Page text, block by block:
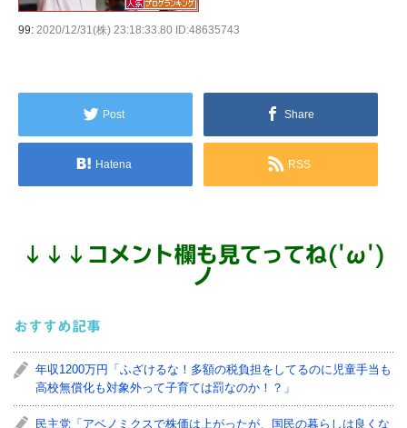
99: 2020/12/31(株) 23:18:33.80 ID:48635743
Post Share
Hatena RSS
↓ ↓ ↓ コメント欄も見てってね('ω')
ノ
おすすめ記事
年収1200万円「ふざけるな！多額の税負担をしてるのに児童手当も
高校無償化も対象外って子育ては罰なのか！？」
民主党「アベノミクスで株価は上がったが、国民の暮らしは良くな